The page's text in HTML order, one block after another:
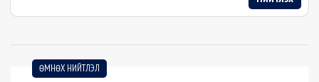
ӨМНӨХ НИЙТЛЭЛ